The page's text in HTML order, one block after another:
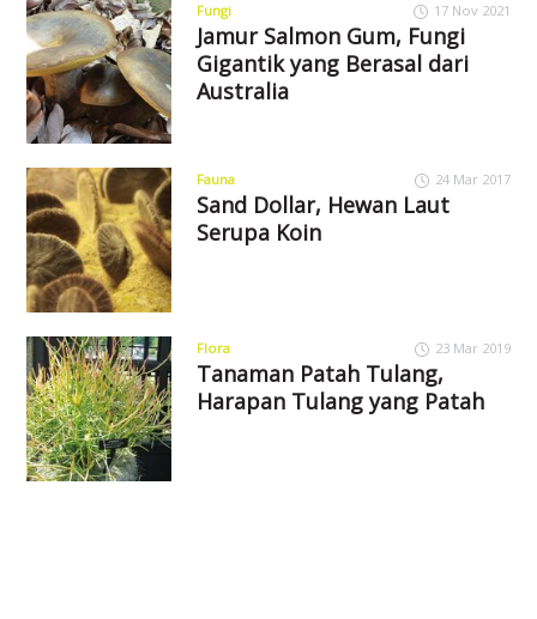
Fungi 17 Nov 2021
Jamur Salmon Gum, Fungi
Gigantik yang Berasal dari
Australia
Fauna 24 Mar 2017
Sand Dollar, Hewan Laut
Serupa Koin
Flora 23 Mar 2019
Tanaman Patah Tulang,
Harapan Tulang yang Patah